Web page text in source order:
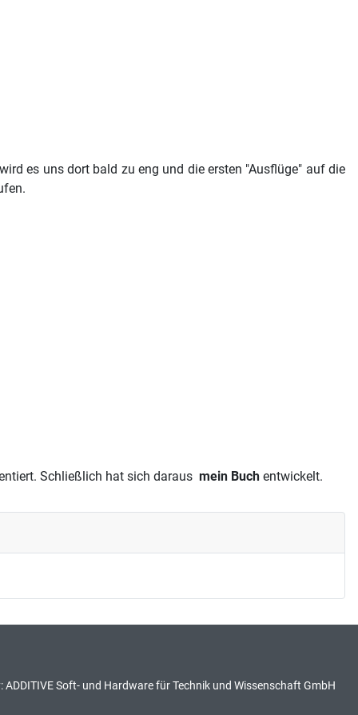
es uns dort bald zu eng und die ersten "Ausflüge" auf die
Schließlich hat sich daraus mein Buch entwickelt.
ADDITIVE Soft- und Hardware für Technik und Wissenschaft GmbH